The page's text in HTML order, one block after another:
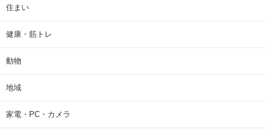
住まい
健康・筋トレ
動物
地域
家電・PC・カメラ